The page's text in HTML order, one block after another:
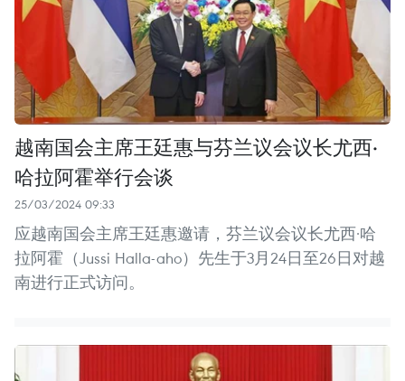
越南国会主席王廷惠与芬兰议会议长尤西·
哈拉阿霍举行会谈
25/03/2024 09:33
应越南国会主席王廷惠邀请，芬兰议会议长尤西·哈
拉阿霍（Jussi Halla-aho）先生于3月24日至26日对越
南进行正式访问。